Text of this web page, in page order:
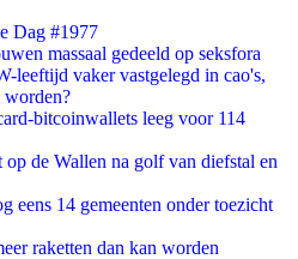
Dag #1977
massaal gedeeld op seksfora
leeftijd vaker vastgelegd in cao's,
worden?
bitcoinwallets leeg voor 114
de Wallen na golf van diefstal en
eens 14 gemeenten onder toezicht
raketten dan kan worden